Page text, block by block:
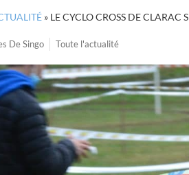
» LE CYCLO CROSS DE CLARAC
De Singo Toute l'actualité